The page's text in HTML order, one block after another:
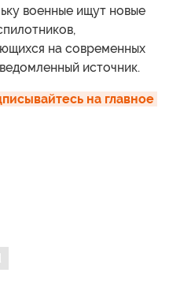
военные ищут новые
на современных
источник.
на главное